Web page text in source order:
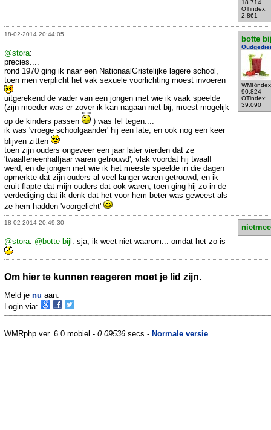
18.714
OTindex:
2.861
18-02-2014 20:44:05
botte
90.824
OTindex:
39.090
@stora:
precies....
rond 1970 ging ik naar een NationaalGristelijke lagere school,
toen men verplicht het vak sexuele voorlichting moest invoeren
uitgerekend de vader van een jongen met wie ik vaak speelde
(zijn moeder was er zover ik kan nagaan niet bij, moest mogelijk
op de kinders passen
) was fel tegen....
ik was 'vroege schoolgaander' hij een late, en ook nog een keer
blijven zitten
toen zijn ouders ongeveer een jaar later vierden dat ze
'twaalfeneenhalfjaar waren getrouwd', vlak voordat hij twaalf
werd, en de jongen met wie ik het meeste speelde in die dagen
opmerkte dat zijn ouders al veel langer waren getrouwd, en ik
eruit flapte dat mijn ouders dat ook waren, toen ging hij zo in de
verdediging dat ik denk dat het voor hem beter was geweest als
ze hem hadden 'voorgelicht'
18-02-2014 20:49:30
@stora: @botte bijl : sja, ik weet niet waarom... omdat het zo is
Om hier te kunnen reageren moet je lid zijn.
Meld je nu aan.
Login via:
WMRphp ver. 6.0 mobiel - 0.09536 secs - Normale versie